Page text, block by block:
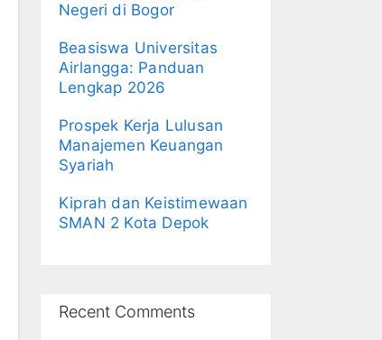
Negeri di Bogor
Beasiswa Universitas
Airlangga: Panduan
Lengkap 2026
Prospek Kerja Lulusan
Manajemen Keuangan
Syariah
Kiprah dan Keistimewaan
SMAN 2 Kota Depok
Recent Comments